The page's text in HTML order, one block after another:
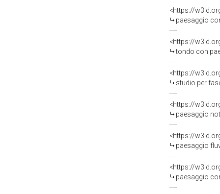
<https://
paesaggio con
<https://
tondo con paesaggio
<https://
studio per fascio
<https://
paesaggio
<https://
paesaggio
<https://
paesaggio con